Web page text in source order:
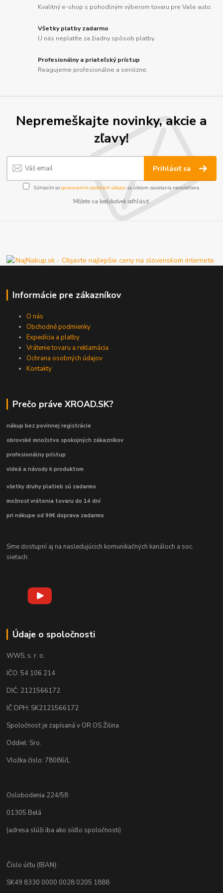
Kvalitný e-shop s pohodlným výberom tovaru pre Vaše auto.
Všetky platby zadarmo
U nás neplatíte za žiadny spôsob platby.
Profesionálny a priateľský prístup
Reagujeme profesionálne a seriózne.
Nepremeškajte novinky, akcie a
zľavy!
Prihlásiť sa
Súhlasím sospracovaním osobných údajov za účelom zasielania newslettera.
Môžete sa kedykoľvek odhlásiť.
Informácie pre zákazníkov
O nás
Obchodné podmienky
Expedícia a platby
Vrátenie tovaru a reklamácia
Ochrana osobných údajov
Kontakty
Prečo práve XROAD.SK?
nákup bez povinnej registrácie
obrovské množstvo spokojných zákazníkov
profesionálny prístup
videá a návody k produktom
všetky druhy platieb sú zadarmo
možnosť vrátenia tovaru do 14 dní
pri nákupe od 99€ doprava zadarmo
Sme dostupní aj na nasledujúcich komunikačných kanáloch a soc.
sieťach:
Údaje o spoločnosti
WWS, s. r. o.
IČO: 54 106 214
DIČ: 2121566172
IČ DPH: SK2121566172
Spoločnosť je zapísaná v OR OS Žilina
Oddiel: Sro.
Vložka číslo: 78086/L
Oslobodenia 224/58
01305 Belá
(adresa slúži iba ako sídlo spoločnosti)
Číslo účtu (IBAN):
SK49 8330 0000 0028 0205 1888